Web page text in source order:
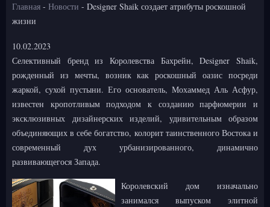
Главная - Новости - Designer Shaik создает атрибуты роскошной
жизни
10.02.2023
Селективный бренд из Королевства Бахрейн,Designer Shaik,
рожденный из мечты, возник как роскошный оазис посреди
жаркой, сухой пустыни. Его основатель, Мохаммед Аль Асфур,
известен кропотливым подходом к созданию парфюмерии и
эксклюзивных дизайнерских изделий, удивительным образом
объединяющих в себе богатство, колорит таинственного Востока и
современный дух урбанизированного, динамично
развивающегося Запада.
Королевский дом изначально
занимался выпуском элитной